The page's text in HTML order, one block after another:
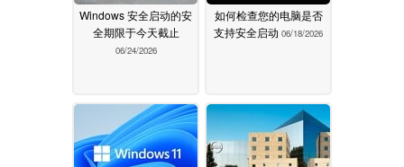
Windows 安全启动的安
全期限于今天截止
06/24/2026
如何检查您的电脑是否
支持安全启动 06/18/2026